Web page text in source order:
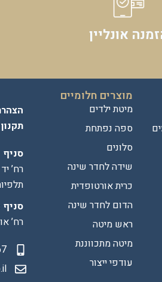
אונליין
מוצרים חלומיים
מיטת ילדים
ספה נפתחת
סלונים
שידה לחדר שינה
כרית אורטופדית
הדום לחדר שינה
ראש מיטה
מיטה מתכווננת
עודפי ייצור
סניף
רח’ יד
רח’ אופירה